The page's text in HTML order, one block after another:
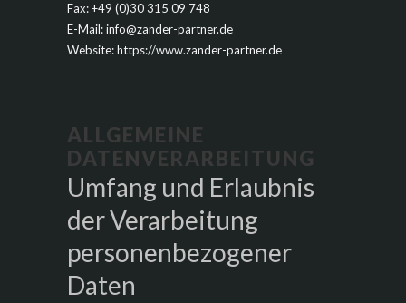
Fax: +49 (0)30 315 09 748
E-Mail: info@zander-partner.de
Website: https://www.zander-partner.de
ALLGEMEINE
DATENVERARBEITUNG
Umfang und Erlaubnis
der Verarbeitung
personenbezogener
Daten